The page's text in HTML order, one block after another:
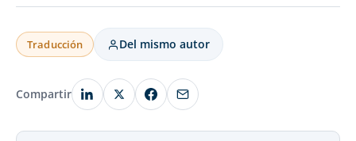
Traducción Del mismo autor
Compartir